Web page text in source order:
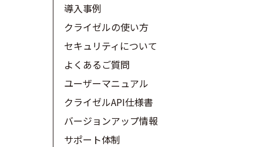
導入事例
クライゼルの使い方
セキュリティについて
よくあるご質問
ユーザーマニュアル
クライゼルAPI仕様書
バージョンアップ情報
サポート体制